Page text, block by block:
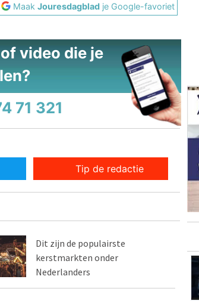
MaakJouresdagblad je Google-favoriet
video die je
71 321
Tip de redactie
Dit zijn de populairste
kerstmarkten onder
Nederlanders